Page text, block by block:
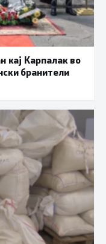
кај Карпалак во
бранители